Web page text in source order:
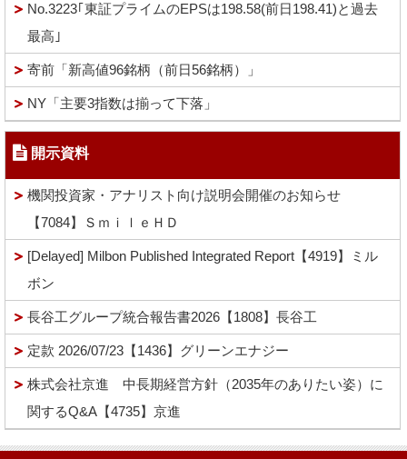
No.3223｢東証プライムのEPSは198.58(前日198.41)と過去
最高｣
寄前「新高値96銘柄（前日56銘柄）」
NY「主要3指数は揃って下落」
開示資料
機関投資家・アナリスト向け説明会開催のお知らせ
【7084】ＳｍｉｌｅＨＤ
[Delayed] Milbon Published Integrated Report【4919】ミル
ボン
長谷工グループ統合報告書2026【1808】長谷工
定款 2026/07/23【1436】グリーンエナジー
株式会社京進 中長期経営方針（2035年のありたい姿）に
関するQ&A【4735】京進